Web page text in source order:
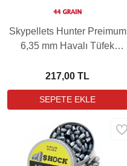
Skypellets Hunter Preimum
6,35 mm Havalı Tüfek
Adet)
217,00 TL